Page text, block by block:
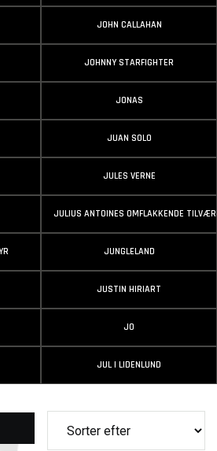
JOHN CALLAHAN
JOHNNY STARFIGHTER
JONAS
JUAN SOLO
JULES VERNE
JULIUS ANTOINES OMFLAKKENDE
JUNGLELAND
JUSTIN HIRIART
JO
JUL I LIDENLUND